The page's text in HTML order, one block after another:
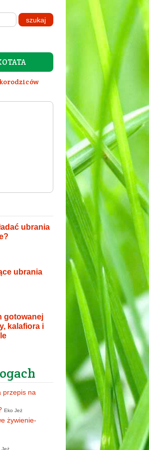
ubrania
ubrania
gotowanej
kalafiora i
przepis na
Eko Jeż
żywienie-
Jeż